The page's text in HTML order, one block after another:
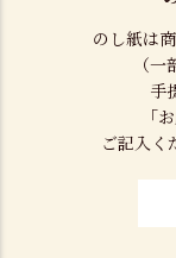
のし紙は
（
手
「
ご記入く